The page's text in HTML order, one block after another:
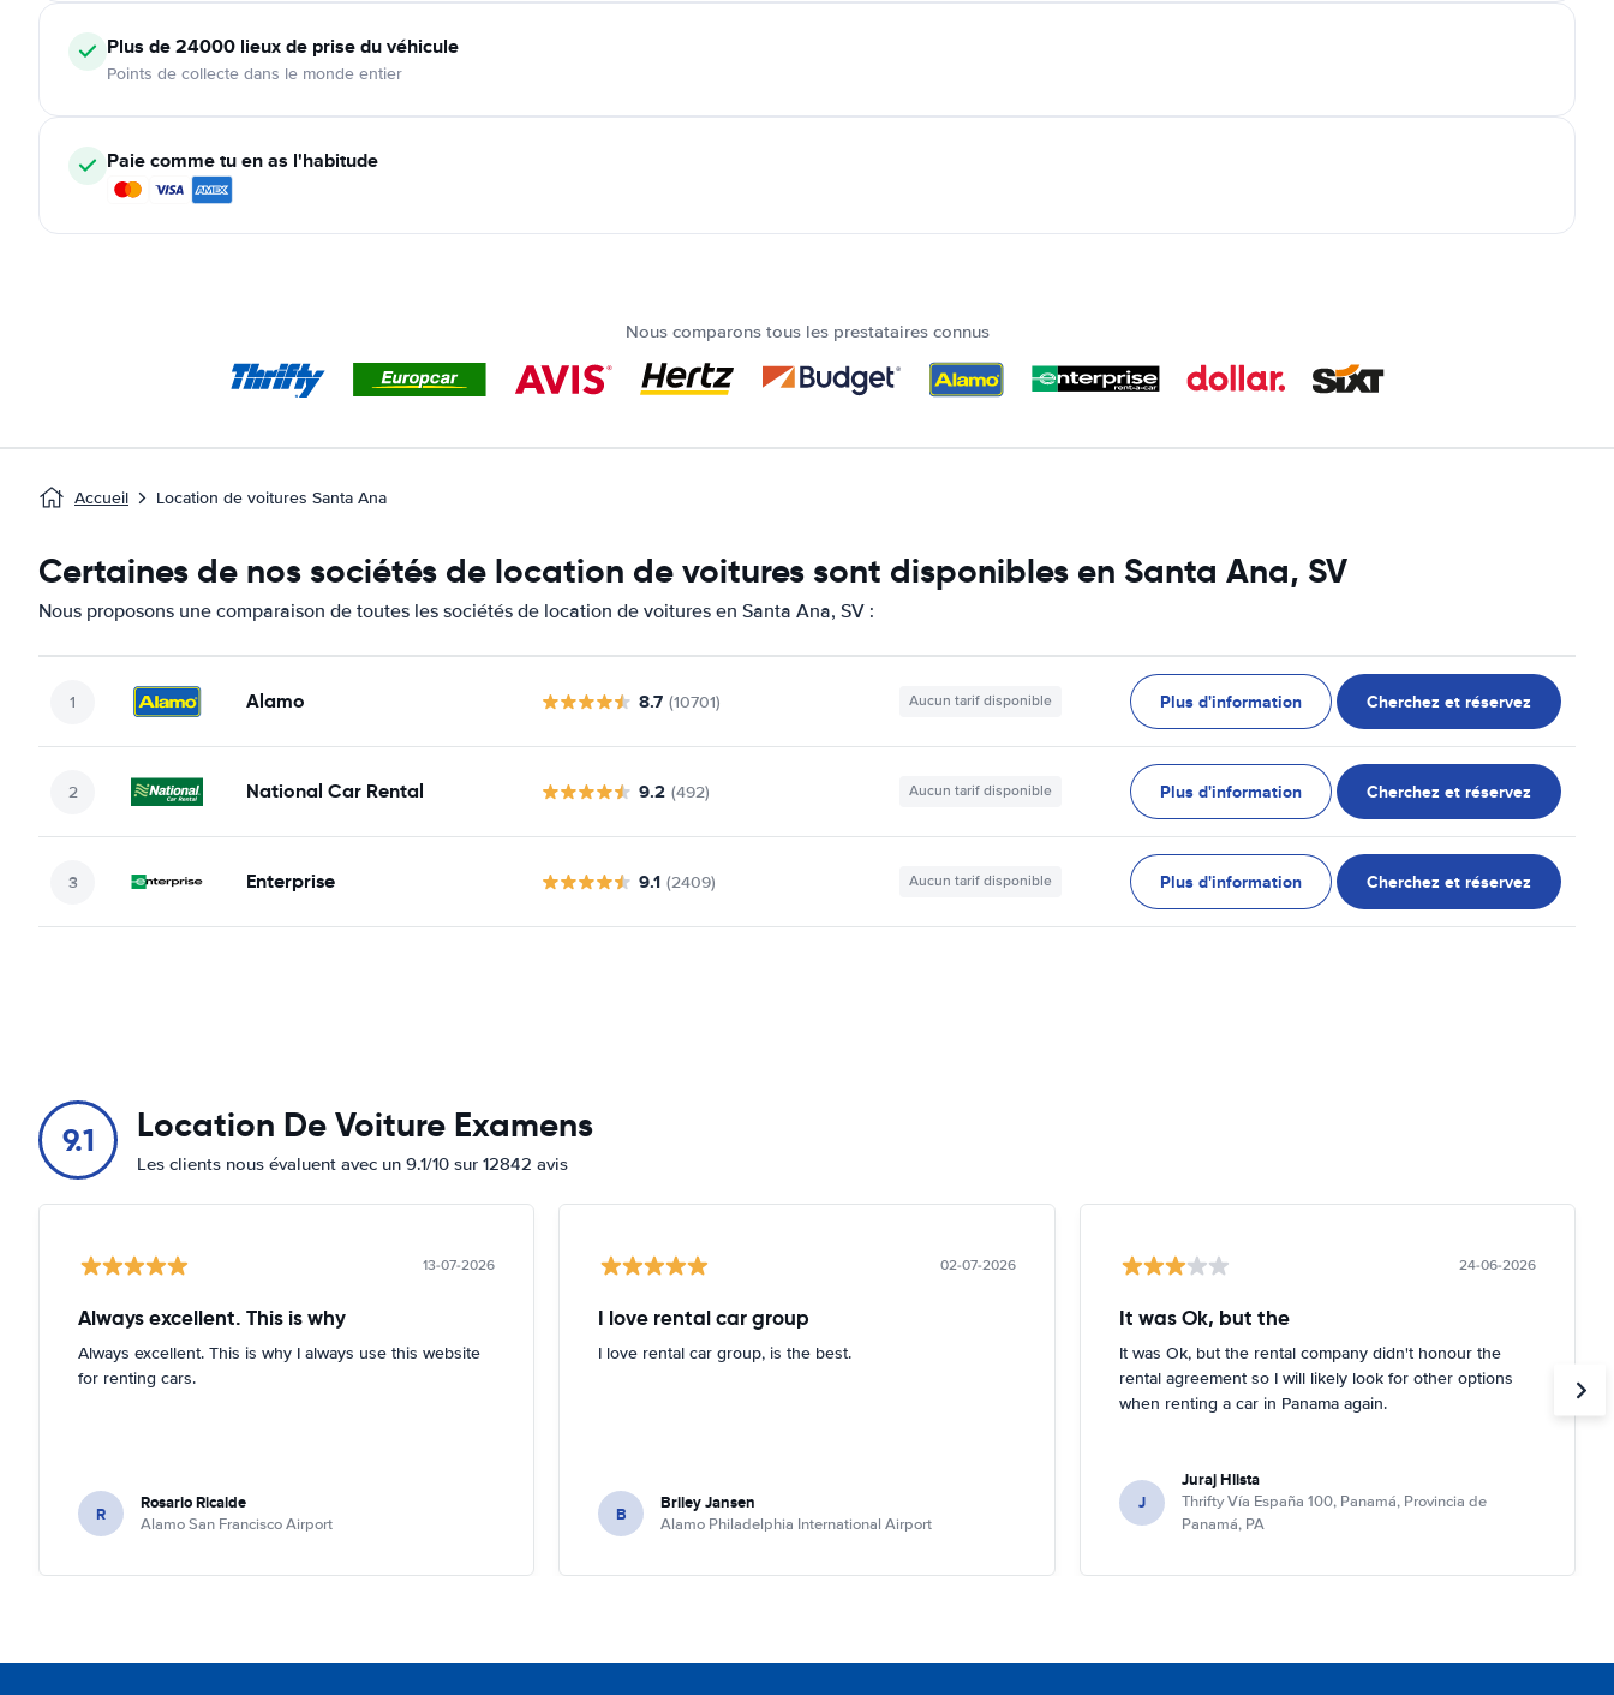
Plus de 24000 lieux de prise du véhicule
Points de collecte dans le monde entier
Paie comme tu en as l'habitude
Nous comparons tous les prestataires connus
Accueil Location de voitures Santa Ana
Certaines de nos sociétés de location de voitures sont disponibles en Santa Ana, SV
Nous proposons une comparaison de toutes les sociétés de location de voitures en Santa Ana, SV :
Alamo 8.7 (10701) Aucun tarif disponible Plus d'information Cherchez et réservez
National Car Rental 9.2 (492) Aucun tarif disponible Plus d'information Cherchez et réservez
Enterprise 9.1 (2409) Aucun tarif disponible Plus d'information Cherchez et réservez
9.1 Location De Voiture Examens
Les clients nous évaluent avec un 9.1/10 sur 12842 avis
13-07-2026
Always excellent. This is why
Always excellent. This is why I always use this website
for renting cars.
R Rosario Ricalde
Alamo San Francisco Airport
02-07-2026
I love rental car group
I love rental car group, is the best.
B Briley Jansen
Alamo Philadelphia International Airport
24-06-2026
It was Ok, but the
It was Ok, but the rental company didn't honour the
rental agreement so I will likely look for other options
when renting a car in Panama again.
J
Juraj Hlista
Thrifty Vía España 100, Panamá, Provincia de
Panamá, PA